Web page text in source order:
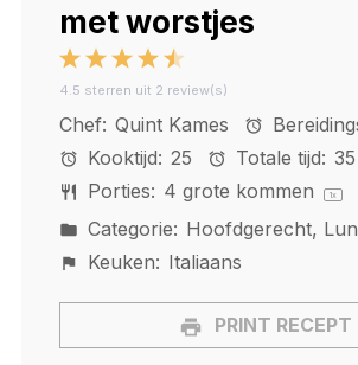
met worstjes
5
Stars
4
Stars
3
Stars
2
Stars
1
Star
4.5 sterren uit 2 review(s)
Chef: Quint Kames
Kooktijd: 25 Totale tijd: 35
Porties: 4 grote kommen 1x
Categorie: Hoofdgerecht,
Keuken: Italiaans
PRINT RECEPT